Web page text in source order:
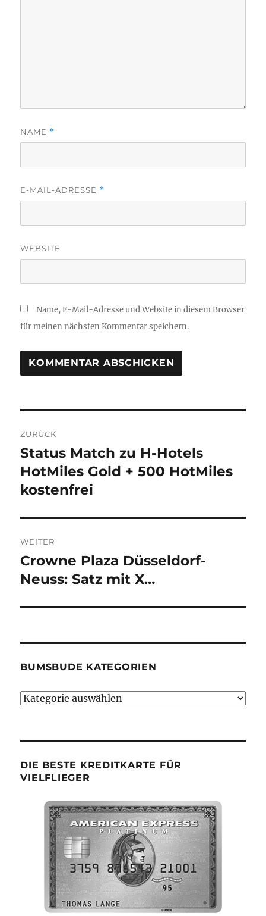
NAME *
E-MAIL-ADRESSE *
WEBSITE
Name, E-Mail-Adresse und Website in diesem Browser
für meinen nächsten Kommentar speichern.
ZURÜCK
Vorheriger
Beitrag:
Status Match zu H-Hotels
HotMiles Gold + 500 HotMiles
kostenfrei
WEITER
Nächster
Beitrag:
Crowne Plaza Düsseldorf-
Neuss: Satz mit X…
BUMSBUDE KATEGORIEN
Bumsbude
DIE BESTE KREDITKARTE FÜR
VIELFLIEGER